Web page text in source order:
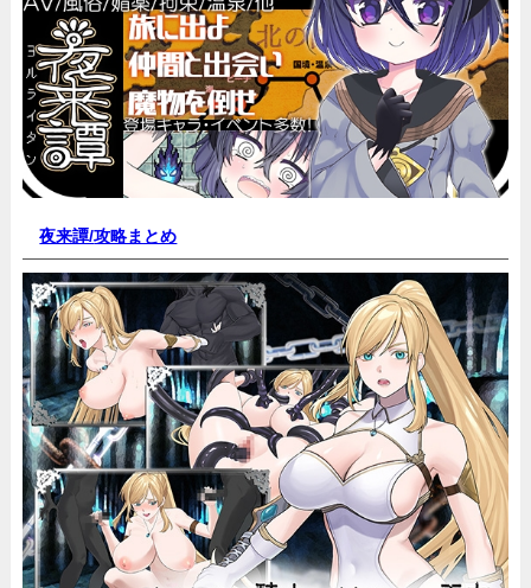
夜来譚/攻略まとめ